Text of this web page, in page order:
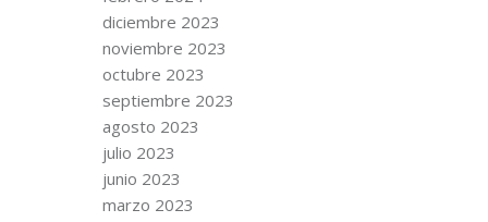
diciembre 2023
noviembre 2023
octubre 2023
septiembre 2023
agosto 2023
julio 2023
junio 2023
marzo 2023